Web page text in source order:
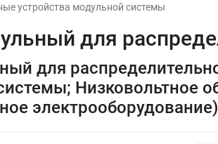
устройства модульной системы
для
для
Низковольтное
электрооборудование)